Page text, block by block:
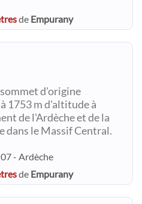
de Empurany
d'origine
1753 m d'altitude à
de l'Ardèche et de la
dans le Massif Central.
- Ardèche
de Empurany